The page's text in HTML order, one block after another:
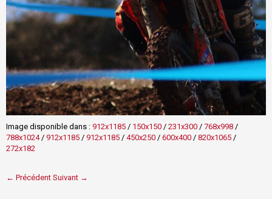
Image disponible dans : 912x1185 / 150x150 / 231x300 / 768x998 /
788x1024/ 912x1185 / 912x1185 / 450x250 / 600x400 / 820x1065 /
272x182
← Précédent Suivant →